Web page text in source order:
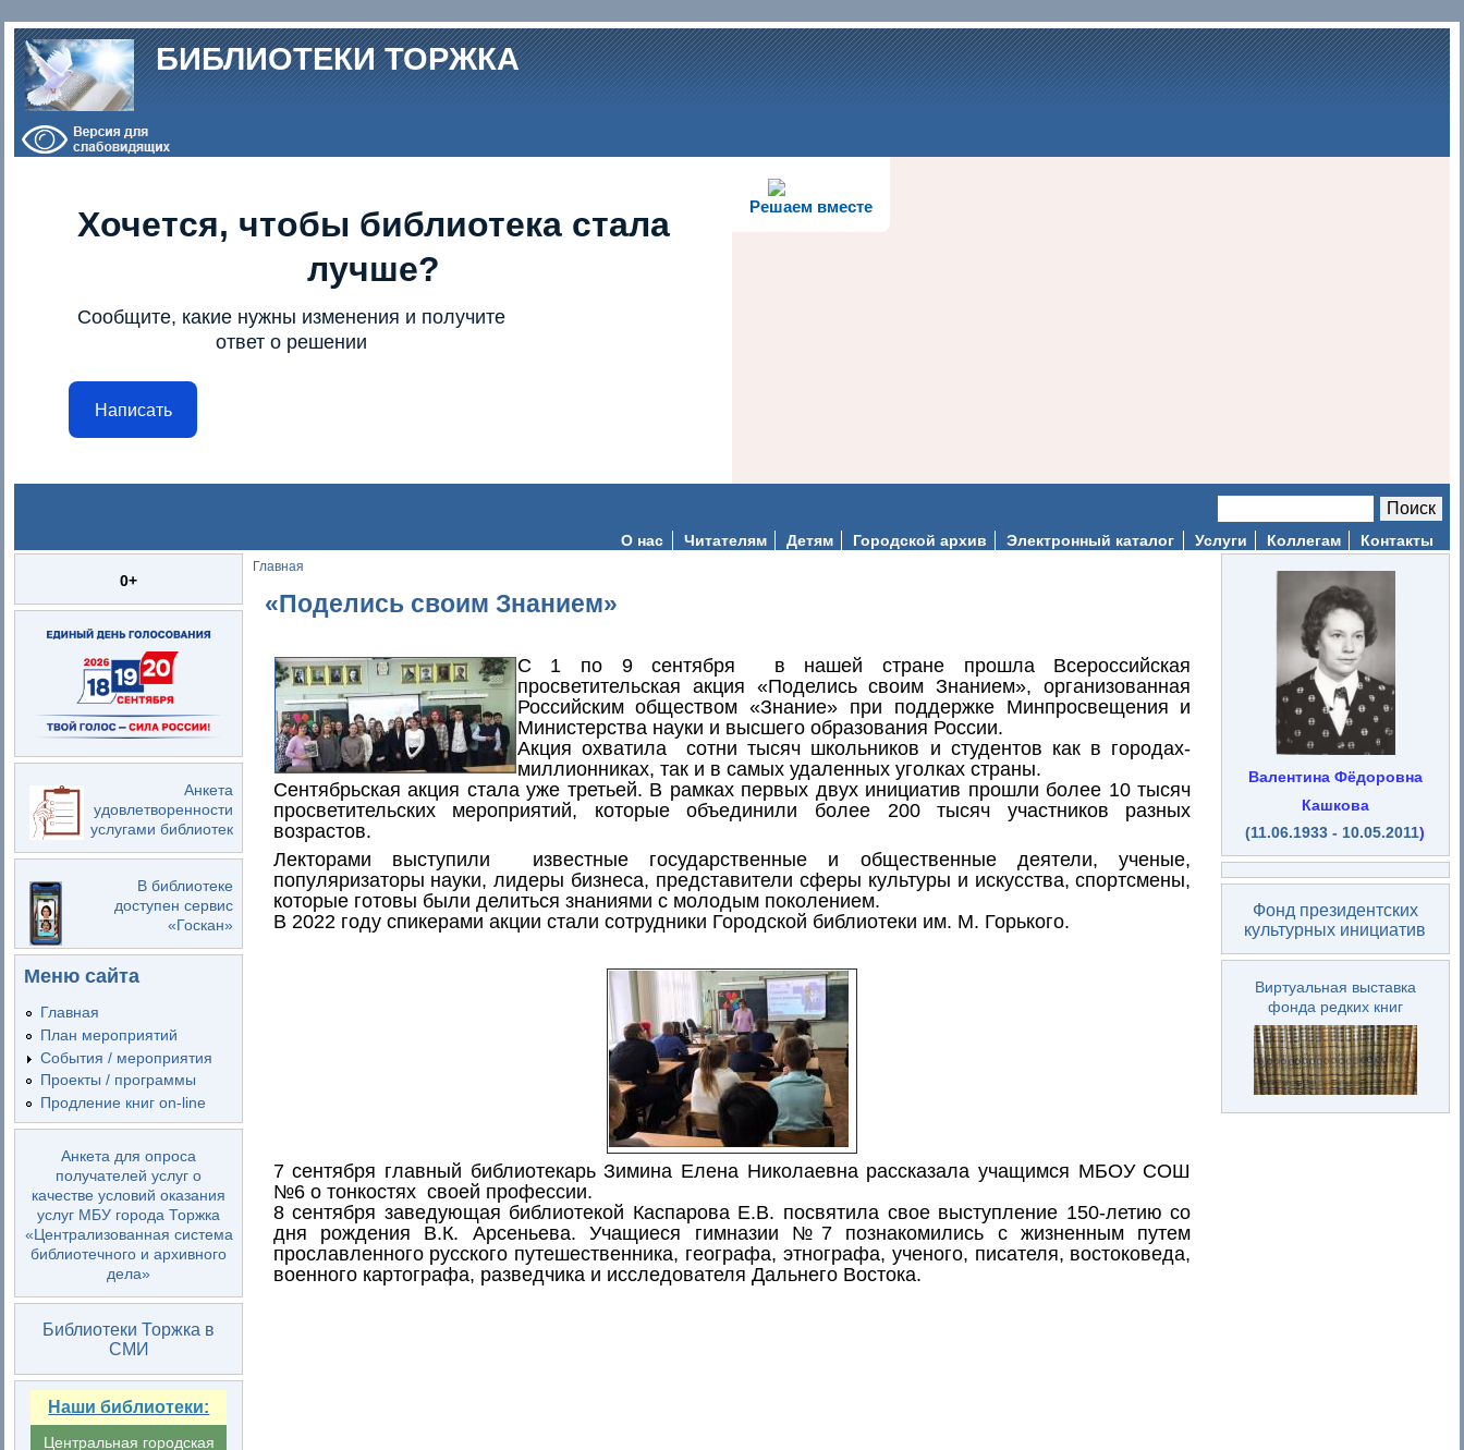
Перейти к основному содержанию
БИБЛИОТЕКИ ТОРЖКА
Решаем вместе
Хочется, чтобы библиотека стала
лучше?
Сообщите, какие нужны изменения и получите
ответ о решении
Написать
Форма поиска
О нас Читателям Детям Городской архив Электронный каталог Услуги Коллегам Контакты
0+
Анкета
удовлетворенности
услугами библиотек
В библиотеке
доступен сервис
«Госкан»
Меню сайта
Главная
План мероприятий
События / мероприятия
Проекты / программы
Продление книг on-line
Анкета для опроса
получателей услуг о
качестве условий оказания
услуг МБУ города Торжка
«Централизованная система
библиотечного и архивного
дела»
Библиотеки Торжка в
СМИ
Наши библиотеки:
Центральная городская
Главная
«Поделись своим Знанием»
С 1 по 9 сентября в нашей стране прошла Всероссийская
просветительская акция «Поделись своим Знанием», организованная
Российским обществом «Знание» при поддержке Минпросвещения и
Министерства науки и высшего образования России.
Акция охватила сотни тысяч школьников и студентов как в городах-
миллионниках, так и в самых удаленных уголках страны.
Сентябрьская акция стала уже третьей. В рамках первых двух инициатив прошли более 10 тысяч
просветительских мероприятий, которые объединили более 200 тысяч участников разных
возрастов.
Лекторами выступили известные государственные и общественные деятели, ученые,
популяризаторы науки, лидеры бизнеса, представители сферы культуры и искусства, спортсмены,
которые готовы были делиться знаниями с молодым поколением.
В 2022 году спикерами акции стали сотрудники Городской библиотеки им. М. Горького.
7 сентября главный библиотекарь Зимина Елена Николаевна рассказала учащимся МБОУ СОШ
№6 о тонкостях своей профессии.
8 сентября заведующая библиотекой Каспарова Е.В. посвятила свое выступление 150-летию со
дня рождения В.К. Арсеньева. Учащиеся гимназии №7 познакомились с жизненным путем
прославленного русского путешественника, географа, этнографа, ученого, писателя, востоковеда,
военного картографа, разведчика и исследователя Дальнего Востока.
Валентина Фёдоровна
Кашкова
(11.06.1933 - 10.05.2011)
Фонд президентских
культурных инициатив
Виртуальная выставка
фонда редких книг